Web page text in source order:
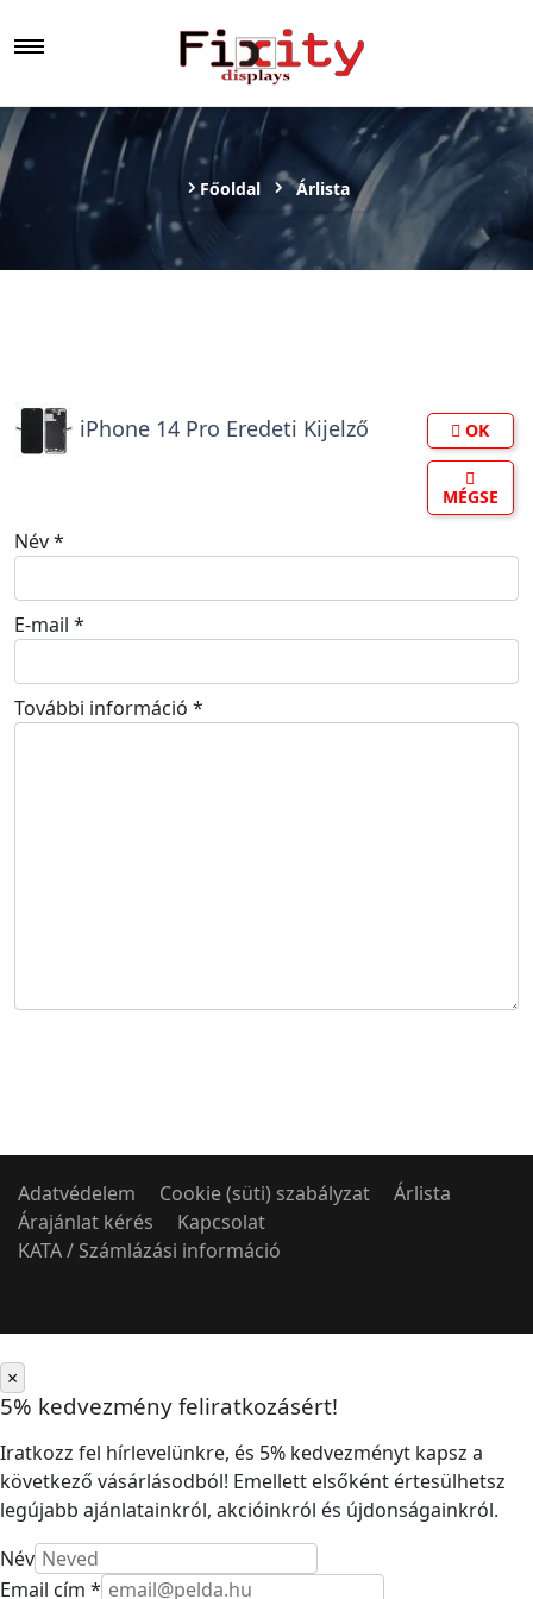
Főoldal Árlista
iPhone 14 Pro Eredeti Kijelző OK
MÉGSE
Név*
E-mail *
További információ *
Adatvédelem Cookie (süti) szabályzat
Árlista
Árajánlat kérés
Kapcsolat
KATA / Számlázási információ
×
5% kedvezmény feliratkozásért!
Iratkozz fel hírlevelünkre, és 5% kedvezményt kapsz a
következő vásárlásodból! Emellett elsőként értesülhetsz
legújabb ajánlatainkról, akcióinkról és újdonságainkról.
Név
Email cím *